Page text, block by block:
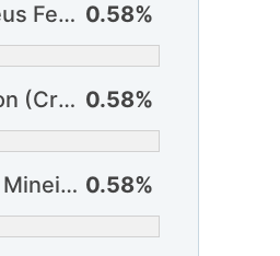
Matheus Fernandes (Bragantino) 0.58%
Newton (Criciúma) 0.58%
Lucas Mineiro (Cuiabá) 0.58%